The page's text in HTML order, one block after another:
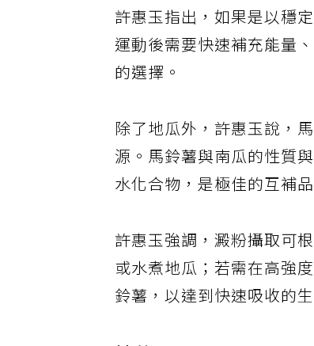
許惠玉指出，如果是以穩
運動後需要快速補充能量
的選擇。
除了地瓜外，許惠玉說，
源。馬鈴薯與南瓜的性質
水化合物，是極佳的互補品
許惠玉強調，澱粉攝取可
或水煮地瓜；若需在高強
鈴薯，以達到快速吸收的生